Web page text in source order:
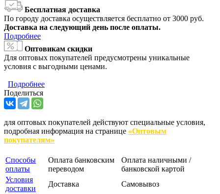
Бесплатная доставка
По городу доставка осуществляется бесплатно от 3000 руб.
Доставка на следующий день после оплаты.
Подробнее
Оптовикам скидки
Для оптовых покупателей предусмотрены уникальные
условия с выгодными ценами.
Подробнее
Поделиться
для оптовых покупателей действуют специальные условия,
подробная информация на странице «Оптовым
покупателям»
Способы
оплаты
Оплата банковским
переводом
Оплата наличными /
банковской картой
Условия
доставки
Доставка Самовывоз